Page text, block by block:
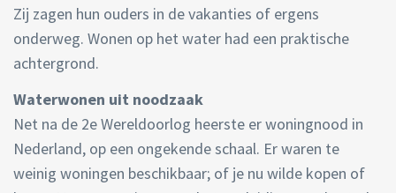
Zij zagen hun ouders in de vakanties of ergens
onderweg. Wonen op het water had een praktische
achtergrond.
Waterwonen uit noodzaak
Net na de 2e Wereldoorlog heerste er woningnood in
Nederland, op een ongekende schaal. Er waren te
weinig woningen beschikbaar; of je nu wilde kopen of